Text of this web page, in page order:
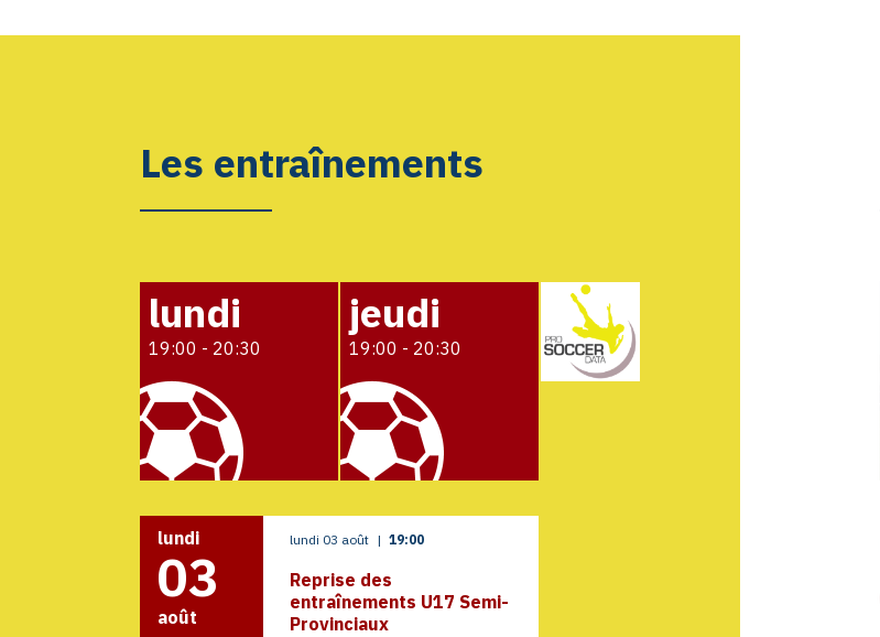
Les entraînements
lundi
19:00 - 20:30
jeudi
19:00 - 20:30
lundi
03
août
lundi 03 août | 19:00
Reprise des
entraînements U17 Semi-
Provinciaux